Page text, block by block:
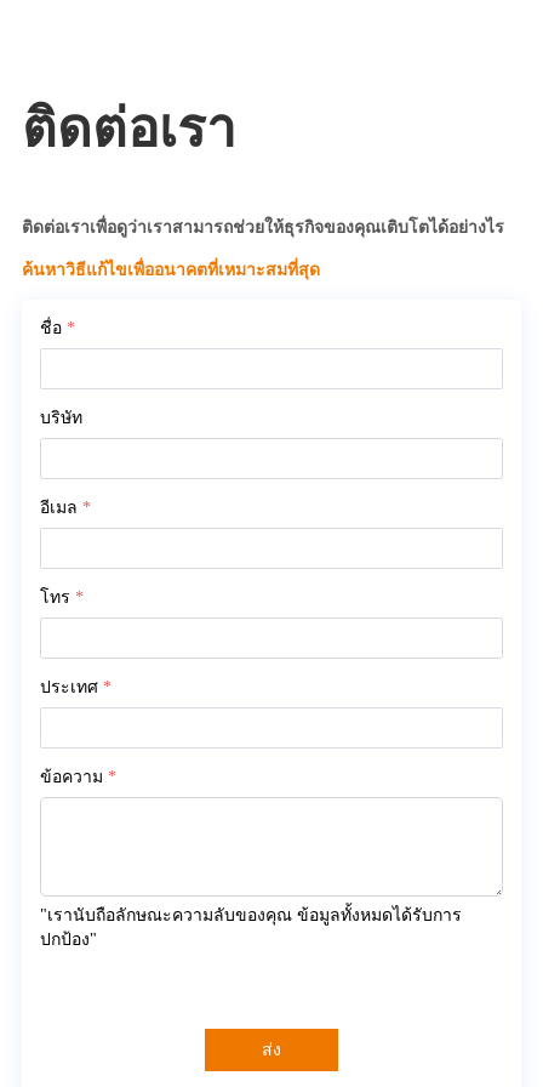
ติดต่อเรา
ติดต่อเราเพื่อดูว่าเราสามารถช่วยให้ธุรกิจของคุณเติบโตได้อย่างไร
ค้นหาวิธีแก้ไขเพื่ออนาคตที่เหมาะสมที่สุด
ชื่อ *
บริษัท
อีเมล *
โทร *
ประเทศ *
ข้อความ *
"เรานับถือลักษณะความลับของคุณ ข้อมูลทั้งหมดได้รับการ
ปกป้อง"
ส่ง